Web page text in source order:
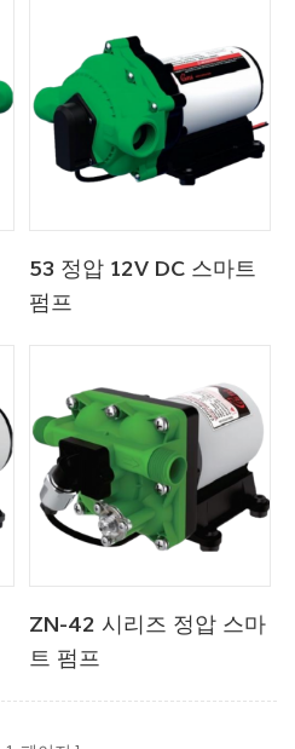
53 정압 12V DC 스마트
펌프
ZN-42 시리즈 정압 스마
트 펌프